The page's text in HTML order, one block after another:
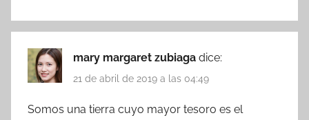
mary margaret zubiaga dice:
21 de abril de 2019 a las 04:49
Somos una tierra cuyo mayor tesoro es el